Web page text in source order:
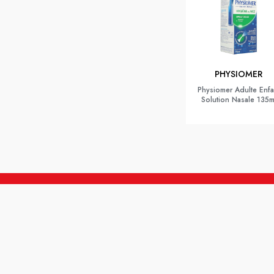
PHYSIOMER
Physiomer Adulte
Solution Nasale